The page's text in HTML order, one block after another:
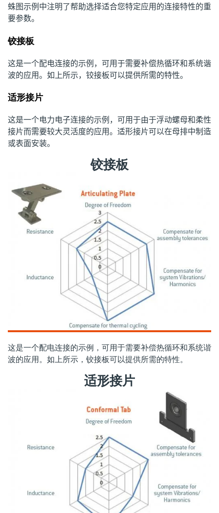
蛛图示例中注明了帮助选择适合您特定应用的连接特性的重
要参数。
铰接板
这是一个配电连接的示例，可用于需要补偿热循环和系统谐
波的应用。如上所示，铰接板可以提供所需的特性。
适形接片
这是一个电力电子连接的示例，可用于由于浮动螺母和柔性
接片而需要较大灵活度的应用。适形接片可以在母排中制造
或表面安装。
铰接板
这是一个配电连接的示例，可用于需要补偿热循环和系统谐
波的应用。如上所示，铰接板可以提供所需的特性。
适形接片